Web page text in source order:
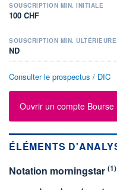
SOUSCRIPTION MIN. INITIALE
100 CHF
SOUSCRIPTION MIN. ULTÉRIEURE
ND
Consulter le prospectus / DIC
Ouvrir un compte Bourse
ÉLÉMENTS
Notation morningstar (1)